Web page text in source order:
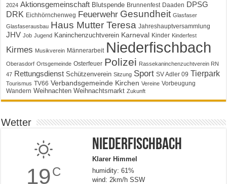
2024 Aktionsgemeinschaft Blutspende Brunnenfest Daaden DPSG
DRK Eichhörnchenweg Feuerwehr Gesundheit Glasfaser
Glasfaserausbau Haus Mutter Teresa Jahreshauptversammlung
JHV Job Jugend Kaninchenzuchtverein Karneval Kinder Kinderfest
Kirmes Musikverein Männerarbeit Niederfischbach
Oberasdorf Ortsgemeinde Osterfeuer Polizei Rassekaninchenzuchtverein RN
47 Rettungsdienst Schützenverein Sitzung Sport SV Adler 09 Tierpark
Tourismus TV66 Verbandsgemeinde Kirchen Vereine Vorbeugung
Wandern Weihnachten Weihnachtsmarkt Zukunft
Wetter
19C
Niederfischbach
Klarer Himmel
humidity: 61%
wind: 2km/h SSW